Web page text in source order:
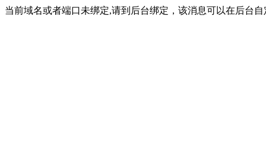
当前域名或者端口未绑定,请到后台绑定，该消息可以在后台自